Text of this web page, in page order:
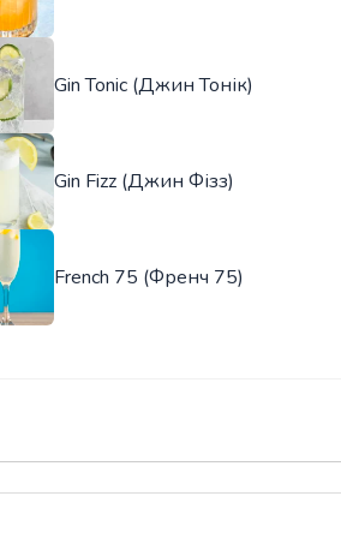
Gin Tonic (Джин Тонік)
Gin Fizz (Джин Фізз)
French 75 (Френч 75)